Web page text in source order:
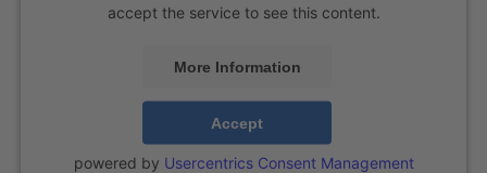
accept the service to see this content.
More Information
Accept
powered by Usercentrics Consent Management